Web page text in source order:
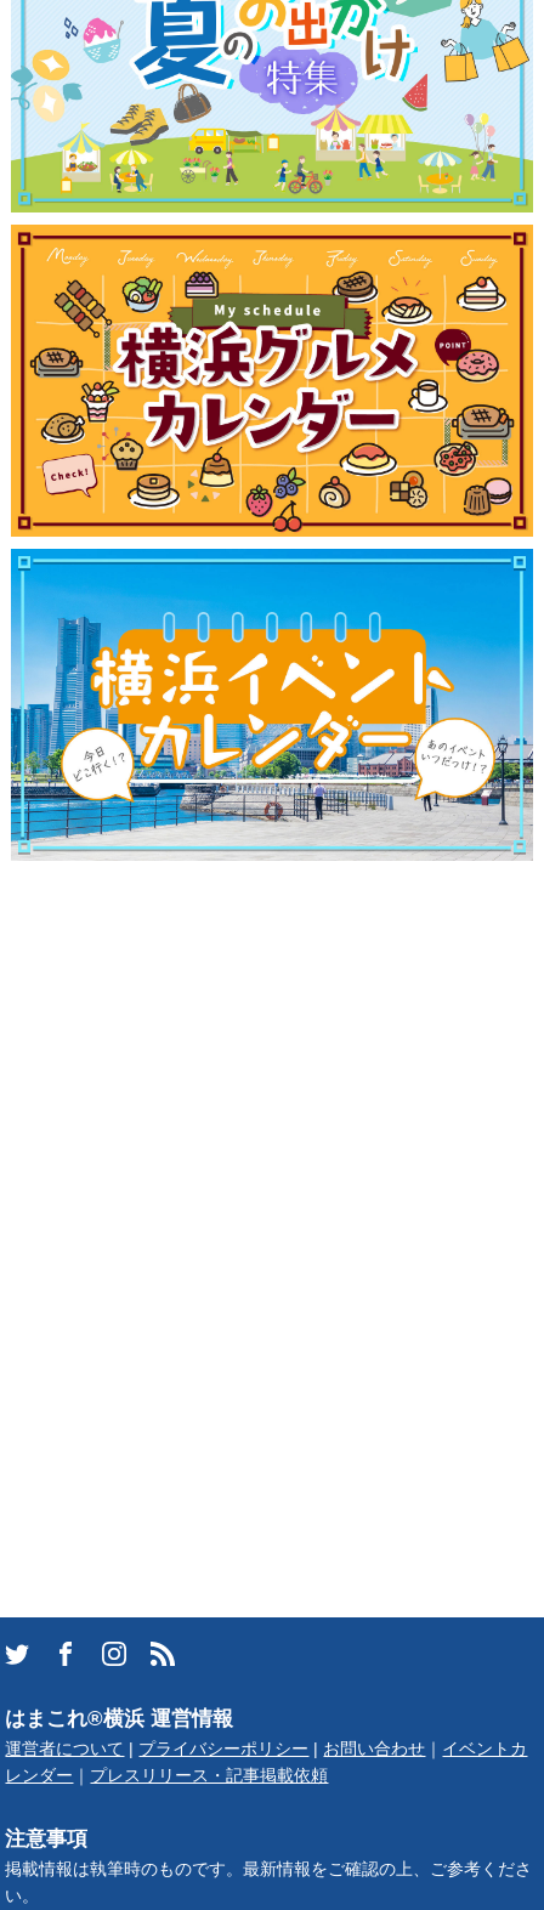
はまこれ®横浜 運営情報
運営者について プライバシーポリシー お問い合わせ
イベントカ
レンダー
プレスリリース・記事掲載依頼
注意事項
掲載情報は執筆時のものです。最新情報をご確認の上、ご参考くださ
い。